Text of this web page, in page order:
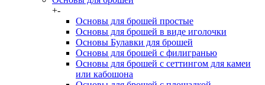
+-
Основы для брошей простые
Основы для брошей в виде иголочки
Основы Булавки для брошей
Основы для брошей с филигранью
Основы для брошей с сеттингом для камеи
или кабошона